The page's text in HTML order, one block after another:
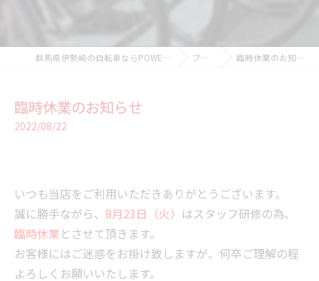
群馬県伊勢崎の自転車ならPOWER-KIDS ブログ 臨時休業のお知らせ
臨時休業のお知らせ
2022/08/22
いつも当店をご利用いただきありがとうございます。
誠に勝手ながら、 8月23日（火） はスタッフ研修の為、
臨時休業とさせて頂きます。
お客様にはご迷惑をお掛け致しますが、何卒ご理解の程
よろしくお願いいたします。